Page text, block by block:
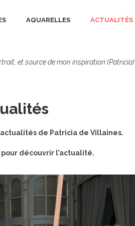
AQUARELLES ACTUALITÉS
et source de mon inspiration (Patricia)
de Patricia de Villaines.
découvrir l’actualité.